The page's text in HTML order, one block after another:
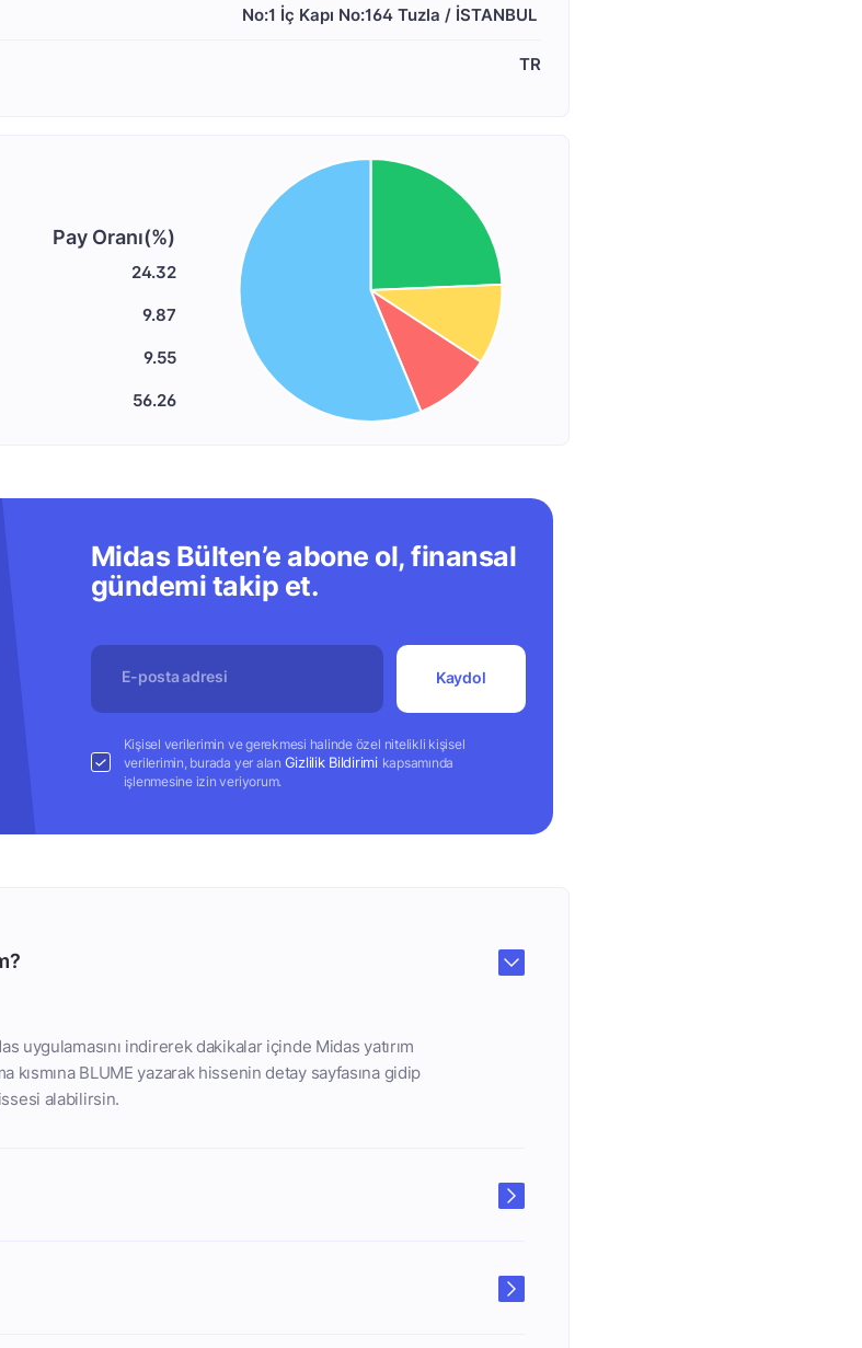
No:1 İç Kapı No:164 Tuzla / İSTANBUL
TR
Pay Oranı(%)
24.32
9.87
9.55
56.26
Midas Bülten’e abone ol, finansal
gündemi takip et.
Kaydol
Kişisel verilerimin ve gerekmesi halinde özel nitelikli kişisel
verilerimin, burada yer alan Gizlilik Bildirimi kapsamında
işlenmesine izin veriyorum.
uygulamasını indirerek dakikalar içinde Midas yatırım
kısmına BLUME yazarak hissenin detay sayfasına gidip
alabilirsin.